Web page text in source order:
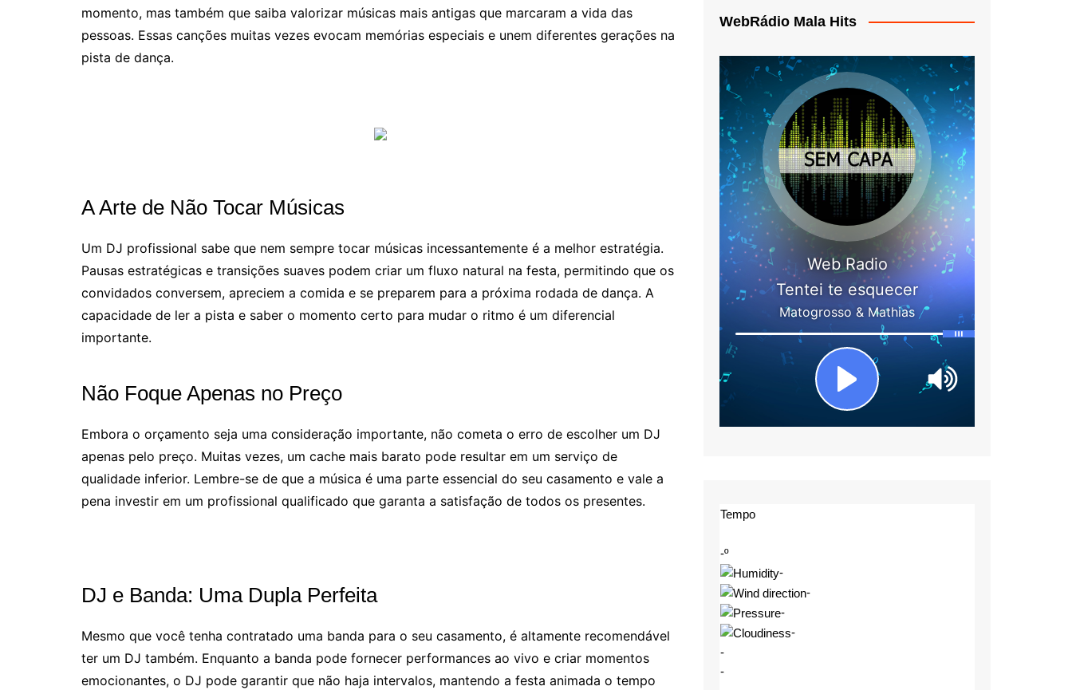
momento, mas também que saiba valorizar músicas mais antigas que marcaram a vida das
pessoas. Essas canções muitas vezes evocam memórias especiais e unem diferentes gerações na
pista de dança.
A Arte de Não Tocar Músicas
Um DJ profissional sabe que nem sempre tocar músicas incessantemente é a melhor estratégia.
Pausas estratégicas e transições suaves podem criar um fluxo natural na festa, permitindo que os
convidados conversem, apreciem a comida e se preparem para a próxima rodada de dança. A
capacidade de ler a pista e saber o momento certo para mudar o ritmo é um diferencial
importante.
Não Foque Apenas no Preço
Embora o orçamento seja uma consideração importante, não cometa o erro de escolher um DJ
apenas pelo preço. Muitas vezes, um cache mais barato pode resultar em um serviço de
qualidade inferior. Lembre-se de que a música é uma parte essencial do seu casamento e vale a
pena investir em um profissional qualificado que garanta a satisfação de todos os presentes.
DJ e Banda: Uma Dupla Perfeita
Mesmo que você tenha contratado uma banda para o seu casamento, é altamente recomendável
ter um DJ também. Enquanto a banda pode fornecer performances ao vivo e criar momentos
emocionantes, o DJ pode garantir que não haja intervalos, mantendo a festa animada o tempo
WebRádio Mala Hits
Tempo
-º
-
-
-
-
-
-